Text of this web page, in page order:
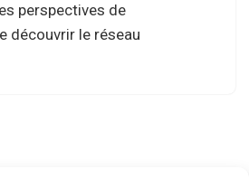
perspectives de
découvrir le réseau